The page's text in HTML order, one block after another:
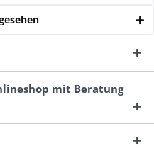
mit Beratung